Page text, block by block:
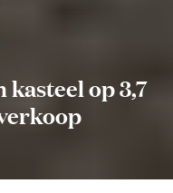
kasteel op 3,7